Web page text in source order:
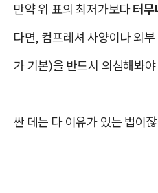
만약 위 표의 최저가보다터무
다면, 컴프레셔 사양이나 외
가 기본)을 반드시 의심해봐
싼 데는 다 이유가 있는 법이